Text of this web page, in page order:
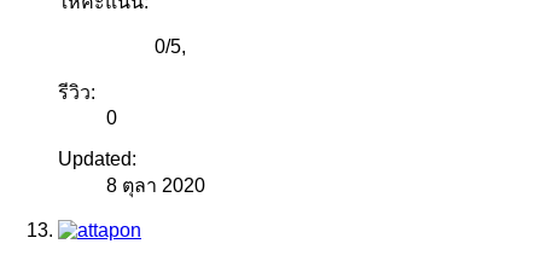
0/5,
รีวิว:
0
Updated:
8 ตุลา 2020